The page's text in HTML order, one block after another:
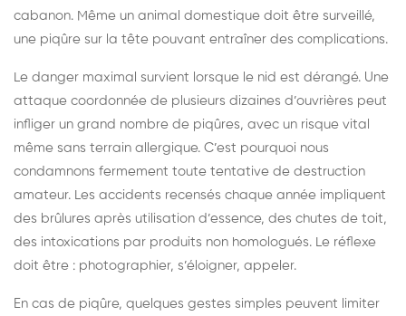
cabanon. Même un animal domestique doit être surveillé,
une piqûre sur la tête pouvant entraîner des complications.
Le danger maximal survient lorsque le nid est dérangé. Une
attaque coordonnée de plusieurs dizaines d’ouvrières peut
infliger un grand nombre de piqûres, avec un risque vital
même sans terrain allergique. C’est pourquoi nous
condamnons fermement toute tentative de destruction
amateur. Les accidents recensés chaque année impliquent
des brûlures après utilisation d’essence, des chutes de toit,
des intoxications par produits non homologués. Le réflexe
doit être : photographier, s’éloigner, appeler.
En cas de piqûre, quelques gestes simples peuvent limiter